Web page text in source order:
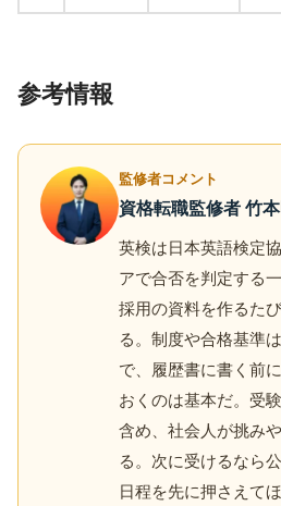
参考情報
監修者コメント
資格転職監修者 竹
英検は日本英語検定
アで合否を判定する
採用の資料を作るた
る。制度や合格基準
で、履歴書に書く前
おくのは基本だ。受
含め、社会人が挑み
る。次に受けるなら
日程を先に押さえてほ